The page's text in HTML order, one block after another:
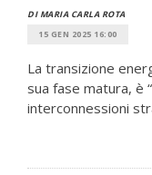
DI MARIA CARLA ROTA
15 GEN 2025 16:00
La transizione
sua fase matura, è
interconnessioni